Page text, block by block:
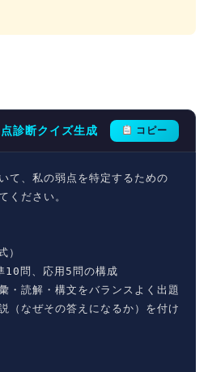
診断クイズ生成 コピー
て、私の弱点を特定するための
ください。
）
10問、応用5問の構成
・読解・構文をバランスよく出題
（なぜその答えになるか）を付け